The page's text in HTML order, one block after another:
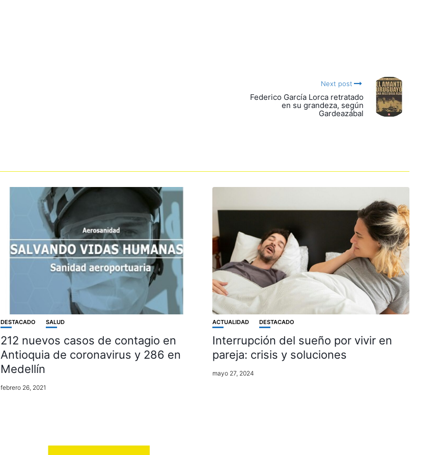
Next post
Federico García Lorca retratado
en su grandeza, según
Gardeazábal
DESTACADO SALUD
212 nuevos casos de contagio en
Antioquia de coronavirus y 286 en
Medellín
febrero 26, 2021
ACTUALIDAD DESTACADO
Interrupción del sueño por vivir en
pareja: crisis y soluciones
mayo 27, 2024